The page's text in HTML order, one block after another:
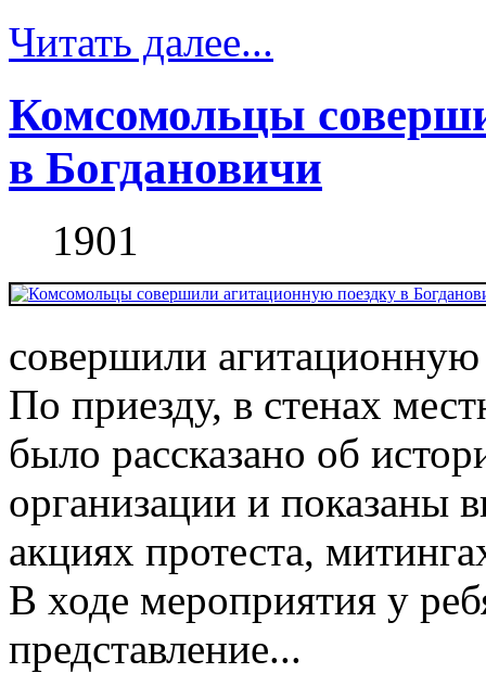
Читать далее...
Комсомольцы
в Богдановичи
1901
совершили агитационную
По приезду, в стенах
было рассказано об
организации и показаны
акциях протеста,
В ходе мероприятия у
представление...